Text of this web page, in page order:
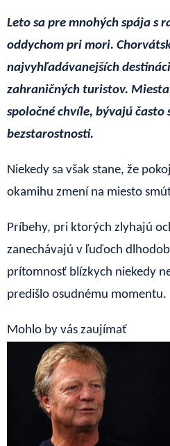
Leto sa pre mnohých spája s
oddychom pri mori.
najvyhľadávanejších
zahraničných turistov.
spoločné chvíle, bývajú často
bezstarostnosti.
Niekedy sa však stane, že
okamihu zmení na miesto
Príbehy, pri ktorých zlyhajú
zanechávajú v ľuďoch
prítomnosť blízkych niekedy
predišlo osudnému momentu.
Mohlo by vás zaujímať